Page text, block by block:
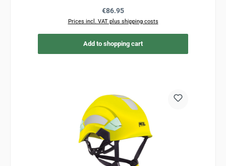
Regular price:
€86.95
Prices incl. VAT plus shipping costs
Add to shopping cart